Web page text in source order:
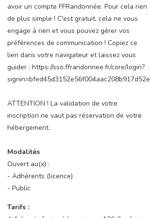
avoir un compte FFRandonnée. Pour cela rien
de plus simple ! C'est gratuit, cela ne vous
engage à rien et vous pouvez gérer vos
préférences de communication ! Copiez ce
lien dans votre navigateur et laissez vous
guider : https://sso.ffrandonnee.fr/core/login?
signin=bfed45d3152e56f004aac208b917d52e
ATTENTION ! La validation de votre
inscription ne vaut pas réservation de votre
hébergement.
Modalités
Ouvert au(x) :
- Adhérents (licence)
- Public
Tarifs :